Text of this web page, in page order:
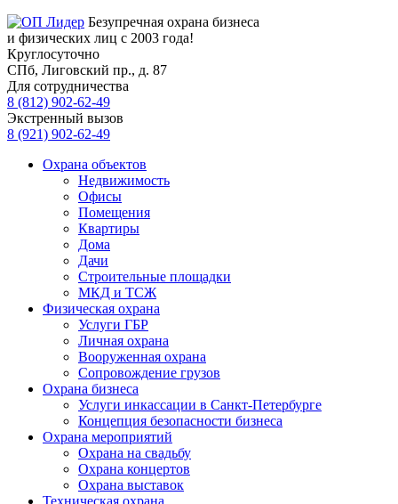
Безупречная охрана бизнеса
и физических лиц с 2003 года!
Круглосуточно
СПб, Лиговский пр., д. 87
Для сотрудничества
8 (812) 902-62-49
Экстренный вызов
8 (921) 902-62-49
Охрана объектов
Недвижимость
Офисы
Помещения
Квартиры
Дома
Дачи
Строительные площадки
МКД и ТСЖ
Физическая охрана
Услуги ГБР
Личная охрана
Вооруженная охрана
Сопровождение грузов
Охрана бизнеса
Услуги инкассации в Санкт-Петербурге
Концепция безопасности бизнеса
Охрана мероприятий
Охрана на свадьбу
Охрана концертов
Охрана выставок
Техническая охрана